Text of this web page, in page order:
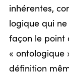
inhérentes,
logique qui
façon le point
« ontologique
définition